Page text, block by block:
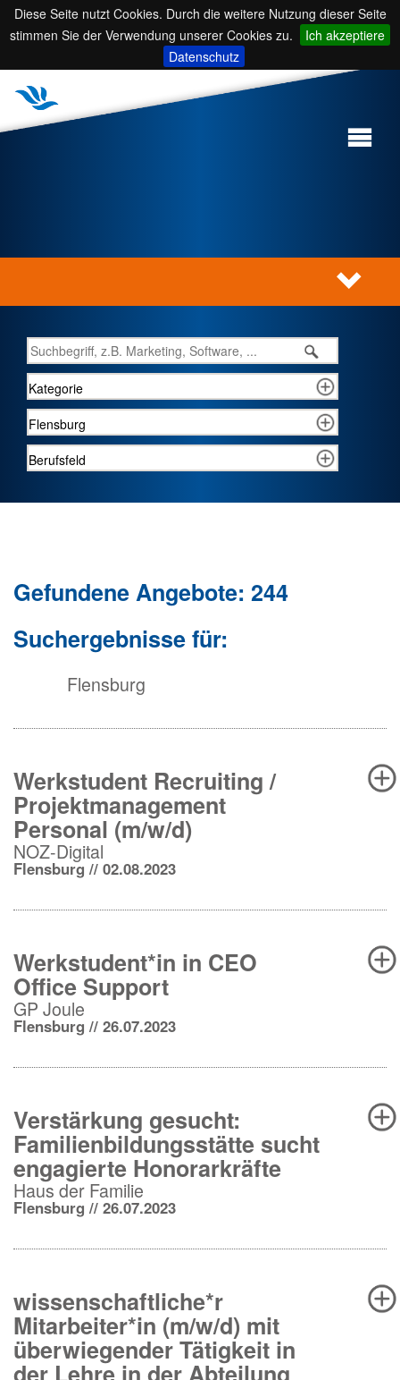
Diese Seite nutzt Cookies. Durch die weitere Nutzung dieser Seite
stimmen Sie der Verwendung unserer Cookies zu.
Ich akzeptiere
Datenschutz
Gefundene Angebote: 244
Suchergebnisse für:
Flensburg
Werkstudent Recruiting /
Projektmanagement
Personal (m/w/d)
NOZ-Digital
Flensburg // 02.08.2023
Werkstudent*in in CEO
Office Support
GP Joule
Flensburg // 26.07.2023
Verstärkung gesucht:
Familienbildungsstätte sucht
engagierte Honorarkräfte
Haus der Familie
Flensburg // 26.07.2023
wissenschaftliche*r
Mitarbeiter*in (m/w/d) mit
überwiegender Tätigkeit in